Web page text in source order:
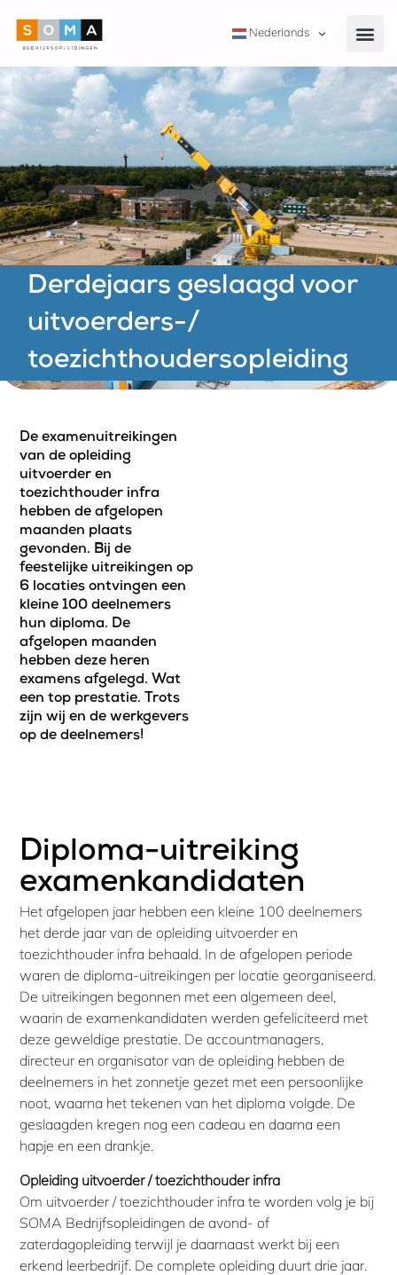
Nederlands
Derdejaars geslaagd voor
uitvoerders-/
toezichthoudersopleiding
De examenuitreikingen
van de opleiding
uitvoerder en
toezichthouder infra
hebben de afgelopen
maanden plaats
gevonden. Bij de
feestelijke uitreikingen op
6 locaties ontvingen een
kleine 100 deelnemers
hun diploma. De
afgelopen maanden
hebben deze heren
examens afgelegd. Wat
een top prestatie. Trots
zijn wij en de werkgevers
op de deelnemers!
Diploma-uitreiking
examenkandidaten
Het afgelopen jaar hebben een kleine 100 deelnemers
het derde jaar van de opleiding uitvoerder en
toezichthouder infra behaald. In de afgelopen periode
waren de diploma-uitreikingen per locatie georganiseerd.
De uitreikingen begonnen met een algemeen deel,
waarin de examenkandidaten werden gefeliciteerd met
deze geweldige prestatie. De accountmanagers,
directeur en organisator van de opleiding hebben de
deelnemers in het zonnetje gezet met een persoonlijke
noot, waarna het tekenen van het diploma volgde. De
geslaagden kregen nog een cadeau en daarna een
hapje en een drankje.
Opleiding uitvoerder / toezichthouder infra
Om uitvoerder / toezichthouder infra te worden volg je bij
SOMA Bedrijfsopleidingen de avond- of
zaterdagopleiding terwijl je daarnaast werkt bij een
erkend leerbedrijf. De complete opleiding duurt drie jaar.